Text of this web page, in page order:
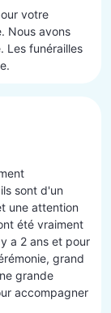
votre
Nous avons
Les funérailles
sont d'un
une attention
été vraiment
a 2 ans et pour
grand
grande
accompagner